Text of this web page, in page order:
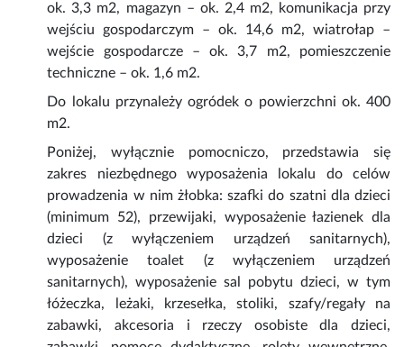
ok. 3,3 m2, magazyn – ok. 2,4 m2, komunikacja przy
wejściu gospodarczym – ok. 14,6 m2, wiatrołap –
wejście gospodarcze – ok. 3,7 m2, pomieszczenie
techniczne – ok. 1,6 m2.
Do lokalu przynależy ogródek o powierzchni ok. 400
m2.
Poniżej, wyłącznie pomocniczo, przedstawia się
zakres niezbędnego wyposażenia lokalu do celów
prowadzenia w nim żłobka: szafki do szatni dla dzieci
(minimum 52), przewijaki, wyposażenie łazienek dla
dzieci (z wyłączeniem urządzeń sanitarnych),
wyposażenie toalet (z wyłączeniem urządzeń
sanitarnych), wyposażenie sal pobytu dzieci, w tym
łóżeczka, leżaki, krzesełka, stoliki, szafy/regały na
zabawki, akcesoria i rzeczy osobiste dla dzieci,